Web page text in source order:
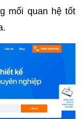
mối quan hệ tốt